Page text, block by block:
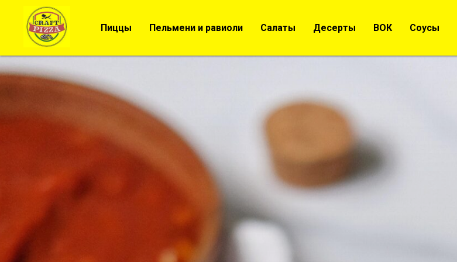
Пиццы Пельмени и равиоли Салаты Десерты ВОК Соусы